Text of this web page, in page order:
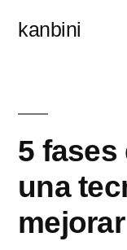
kanbini
5 fases
una